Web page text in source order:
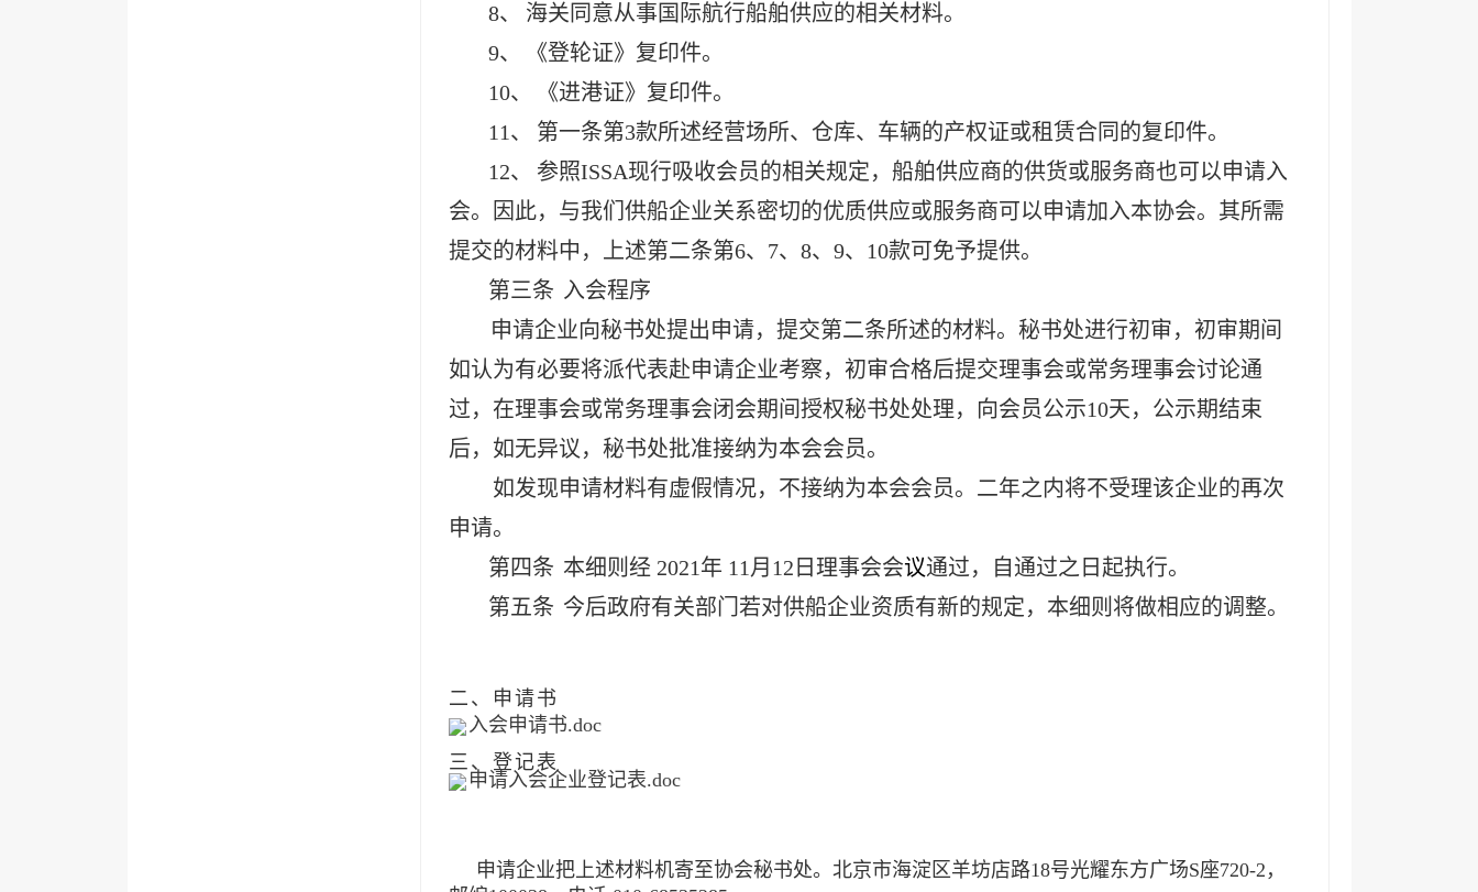
8、
海关同意从事国际航行船舶供应的相关材料。
9、
《登轮证》复印件。
10、
《进港证》复印件。
11、
第一条第3款所述经营场所、仓库、车辆的产权证或租赁合同的复印件。
12、
参照ISSA现行吸收会员的相关规定，船舶供应商的供货或服务商也可以申请入
会。因此，与我们供船企业关系密切的优质供应或服务商可以申请加入本协会。其所需
提交的材料中，上述第二条第6、7、8、9、10款可免予提供。
第三条 入会程序
申请企业向秘书处提出申请，提交第二条所述的材料。秘书处进行初审，初审期间
如认为有必要将派代表赴申请企业考察，初审合格后提交理事会或常务理事会讨论通
过，在理事会或常务理事会闭会期间授权秘书处处理，向会员公示10天，公示期结束
后，如无异议，秘书处批准接纳为本会会员。
如发现申请材料有虚假情况，不接纳为本会会员。二年之内将不受理该企业的再次
申请。
第四条 本细则经 2021年 11月12日理事会会议通过，自通过之日起执行。
第五条 今后政府有关部门若对供船企业资质有新的规定，本细则将做相应的调整。
二、申请书
入会申请书.doc
三、登记表
申请入会企业登记表.doc
申请企业把上述材料机寄至协会秘书处。北京市海淀区羊坊店路18号光耀东方广场S座720-2 ，